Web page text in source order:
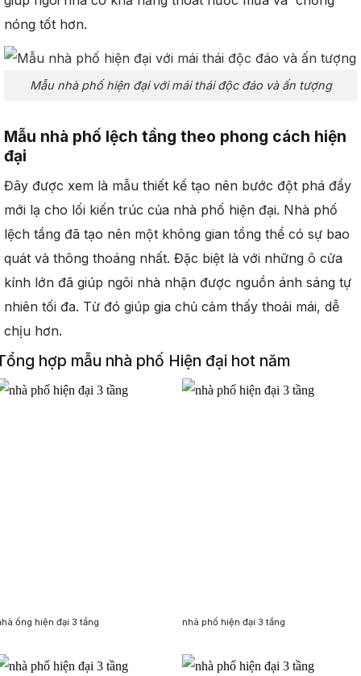
nóng tốt hơn.
Mẫu nhà phố hiện đại với mái thái độc đáo và ấn tượng
Mẫu nhà phố lệch tầng theo phong cách hiện
đại
Đây được xem là mẫu thiết kế tạo nên bước đột phá đầy
mới lạ cho lối kiến trúc của nhà phố hiện đại. Nhà phố
lệch tầng đã tạo nên một không gian tổng thể có sự bao
quát và thông thoáng nhất. Đặc biệt là với những ô cửa
kính lớn đã giúp ngôi nhà nhận được nguồn ánh sáng tự
nhiên tối đa. Từ đó giúp gia chủ cảm thấy thoải mái, dễ
chịu hơn.
hợp mẫu nhà phố Hiện đại hot năm
ống hiện đại 3 tầng nhà phố hiện đại 3 tầng